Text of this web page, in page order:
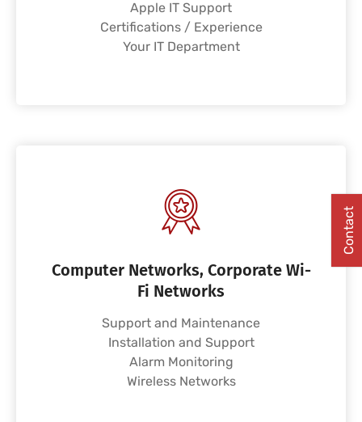
Apple IT Support
Certifications / Experience
Your IT Department
Computer Networks, Corporate Wi-
Fi Networks
Support and Maintenance
Installation and Support
Alarm Monitoring
Wireless Networks
Contact